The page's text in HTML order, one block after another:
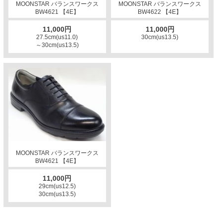
MOONSTAR バランスワークス
BW4621 【4E】
11,000円
27.5cm(us11.0)
～30cm(us13.5)
MOONSTAR バランスワークス
BW4622 【4E】
11,000円
30cm(us13.5)
MOONSTAR バランスワークス
BW4621 【4E】
11,000円
29cm(us12.5)
30cm(us13.5)